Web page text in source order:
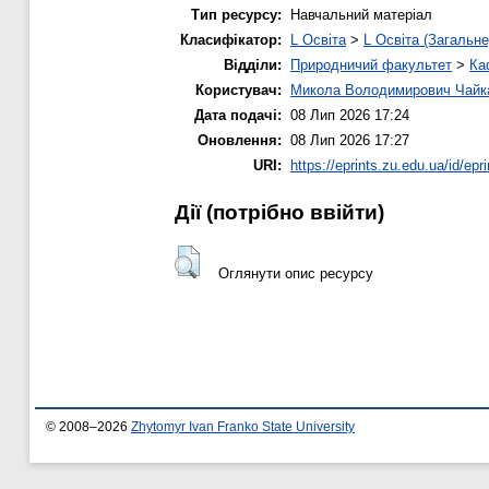
Тип ресурсу:
Навчальний матеріал
Класифікатор:
L Освіта> L Освіта
Відділи:
Природничий факультет >
Користувач:
Микола Володимирович
Дата подачі: 08 Лип 2026 17:24
Оновлення: 08 Лип 2026 17:27
URI:
https://eprints.zu.edu.ua/id/
Дії ​​(потрібно ввійти)
Оглянути опис ресурсу
© 2008–2026 Zhytomyr Ivan Franko State University